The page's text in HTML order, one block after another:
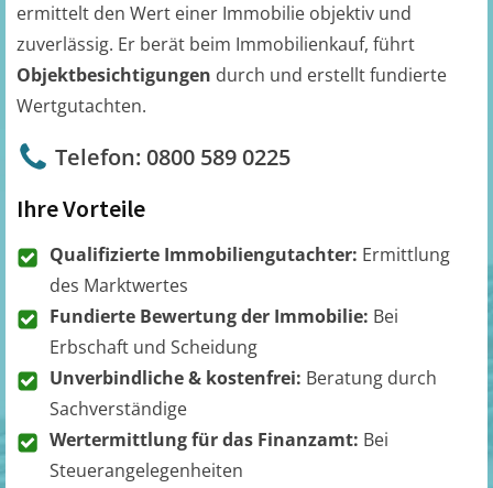
ermittelt den Wert einer Immobilie objektiv und
zuverlässig. Er berät beim Immobilienkauf, führt
Objektbesichtigungen durch und erstellt fundierte
Wertgutachten.
Telefon: 0800 589 0225
Ihre Vorteile
Qualifizierte Immobiliengutachter: Ermittlung
des Marktwertes
Fundierte Bewertung der Immobilie: Bei
Erbschaft und Scheidung
Unverbindliche & kostenfrei: Beratung durch
Sachverständige
Wertermittlung für das Finanzamt: Bei
Steuerangelegenheiten